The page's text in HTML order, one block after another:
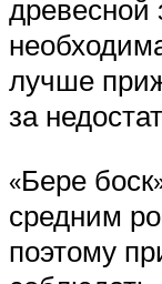
древесной
лучше
за
«Бере
средним
поэтому